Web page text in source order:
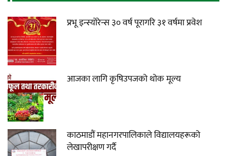
प्रभू इन्स्योरेन्स ३० वर्ष पूरागरि ३१ वर्षमा प्रवेश
आजका लागि कृषिउपजको थोक मूल्य
काठमाडौं महानगरपालिकाले विद्यालयहरूको
लेखापरीक्षण गर्दै